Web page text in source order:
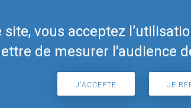
vous acceptez
de mesurer l'audience
J'ACCEPTE JE
Boutique Airmate
Telegram